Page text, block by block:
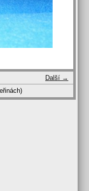
Další →